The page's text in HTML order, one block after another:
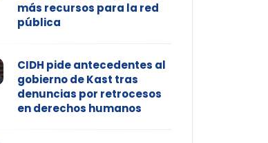
más recursos para la red
pública
CIDH pide antecedentes al
gobierno de Kast tras
denuncias por retrocesos
en derechos humanos